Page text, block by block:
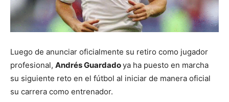
Luego de anunciar oficialmente su retiro como jugador
profesional, Andrés Guardadoya ha puesto en marcha
su siguiente reto en el fútbol al iniciar de manera oficial
su carrera como entrenador.